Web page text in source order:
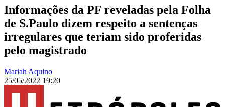
Informações da PF reveladas pela Folha
de S.Paulo dizem respeito a sentenças
irregulares que teriam sido proferidas
pelo magistrado
Mariah Aquino
25/05/2022 19:20